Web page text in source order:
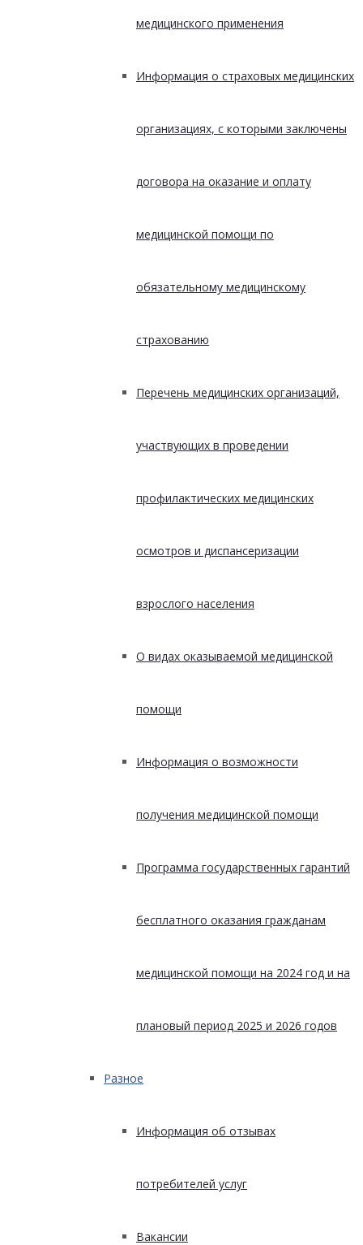
медицинского применения
Информация о страховых медицинских
организациях, с которыми заключены
договора на оказание и оплату
медицинской помощи по
обязательному медицинскому
страхованию
Перечень медицинских организаций,
участвующих в проведении
профилактических медицинских
осмотров и диспансеризации
взрослого населения
О видах оказываемой медицинской
помощи
Информация о возможности
получения медицинской помощи
Программа государственных гарантий
бесплатного оказания гражданам
медицинской помощи на 2024 год и на
плановый период 2025 и 2026 годов
Разное
Информация об отзывах
потребителей услуг
Вакансии